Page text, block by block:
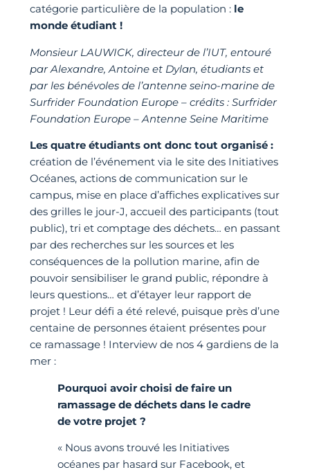
catégorie particulière de la population : le
monde étudiant !
Monsieur LAUWICK, directeur de l’IUT, entouré
par Alexandre, Antoine et Dylan, étudiants et
par les bénévoles de l’antenne seino-marine de
Surfrider Foundation Europe – crédits : Surfrider
Foundation Europe – Antenne Seine Maritime
Les quatre étudiants ont donc tout organisé :
création de l’événement via le site des Initiatives
Océanes, actions de communication sur le
campus, mise en place d’affiches explicatives sur
des grilles le jour-J, accueil des participants (tout
public), tri et comptage des déchets… en passant
par des recherches sur les sources et les
conséquences de la pollution marine, afin de
pouvoir sensibiliser le grand public, répondre à
leurs questions… et d’étayer leur rapport de
projet ! Leur défi a été relevé, puisque près d’une
centaine de personnes étaient présentes pour
ce ramassage ! Interview de nos 4 gardiens de la
mer :
Pourquoi avoir choisi de faire un
ramassage de déchets dans le cadre
de votre projet ?
« Nous avons trouvé les Initiatives
océanes par hasard sur Facebook, et